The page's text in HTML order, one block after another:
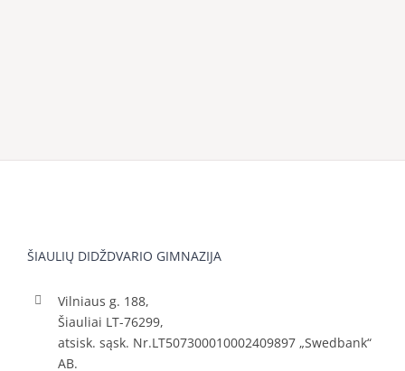
ŠIAULIŲ DIDŽDVARIO GIMNAZIJA
Vilniaus g. 188,
Šiauliai LT-76299,
atsisk. sąsk. Nr.LT507300010002409897 „Swedbank“
AB.